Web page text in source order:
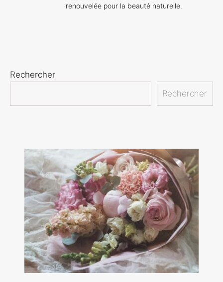
renouvelée pour la beauté naturelle.
Rechercher
Rechercher